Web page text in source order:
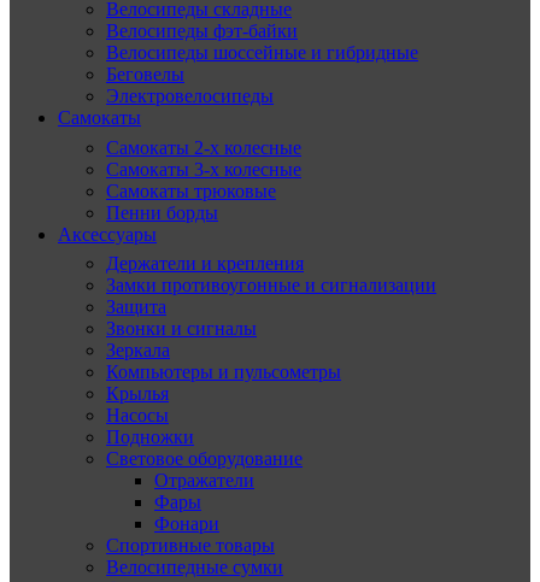
Велосипеды складные
Велосипеды фэт-байки
Велосипеды шоссейные и гибридные
Беговелы
Электровелосипеды
Самокаты
Самокаты 2-х колесные
Самокаты 3-х колесные
Самокаты трюковые
Пенни борды
Аксессуары
Держатели и крепления
Замки противоугонные и сигнализации
Защита
Звонки и сигналы
Зеркала
Компьютеры и пульсометры
Крылья
Насосы
Подножки
Световое оборудование
Отражатели
Фары
Фонари
Спортивные товары
Велосипедные сумки